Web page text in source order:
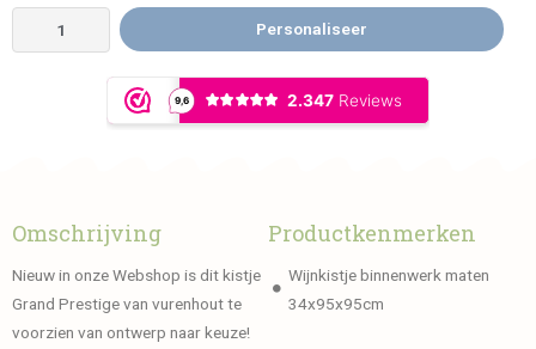
Personaliseer
Omschrijving
Nieuw in onze Webshop is dit kistje
Grand Prestige van vurenhout te
voorzien van ontwerp naar keuze!
Productkenmerken
Wijnkistje binnenwerk maten
34x95x95cm